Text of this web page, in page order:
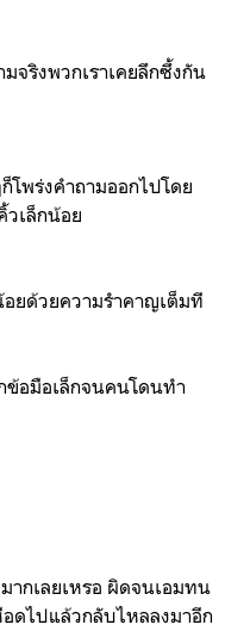
จริงพวกเราเคยลึกซึ้งกัน
โพร่งคำถามออกไปโดย
เล็กน้อย
อยด้วยความรำคาญเต็มที
ข้อมือเล็กจนคนโดนทำ
ากเลยเหรอ ผิดจนเอมทน
ดไปแล้วกลับไหลลงมาอีก